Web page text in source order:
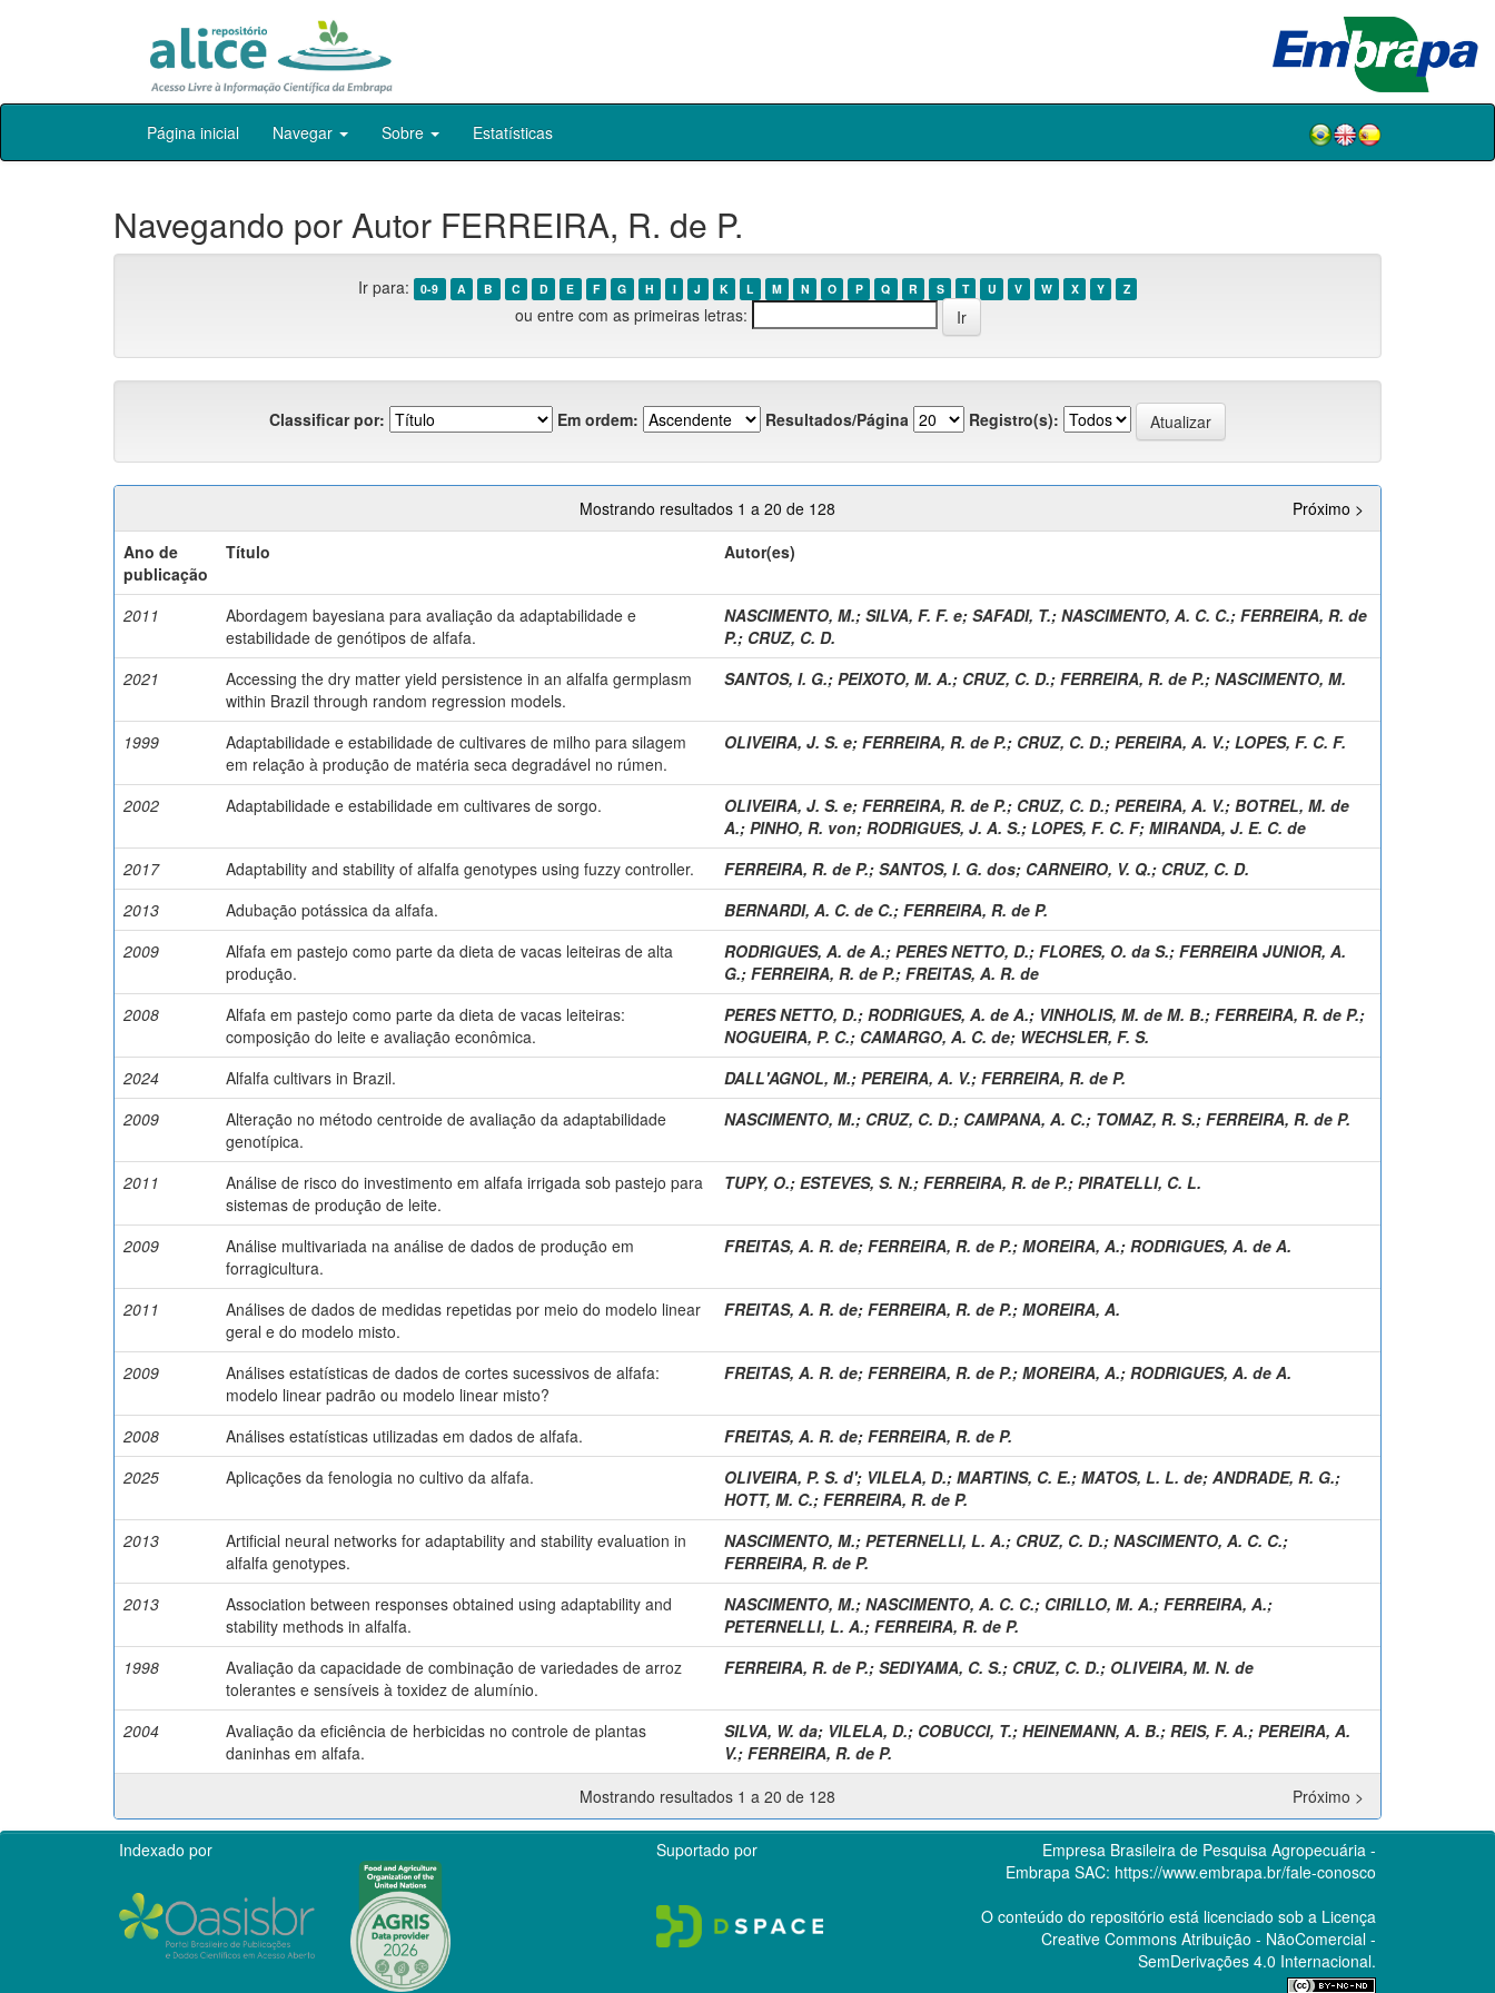
Skip
Página inicial Navegar Sobre Estatísticas
Navegando por Autor FERREIRA, R. de P.
Ir para: 0-9 A B C D E F G H I J K L M N O P Q R S T U V W X Y Z
ou entre com as primeiras letras:
Classificar por: Em ordem: Resultados/Página Registro(s):
Mostrando resultados 1 a 20 de 128
Próximo >
Ano de
publicação
Título Autor(es)
2011
Abordagem bayesiana para avaliação da adaptabilidade e
estabilidade de genótipos de alfafa.
NASCIMENTO, M.; SILVA, F. F. e; SAFADI, T.; NASCIMENTO, A. C. C.; FERREIRA, R. de
P.; CRUZ, C. D.
2021
Accessing the dry matter yield persistence in an alfalfa germplasm
within Brazil through random regression models.
SANTOS, I. G.; PEIXOTO, M. A.; CRUZ, C. D.; FERREIRA, R. de P.; NASCIMENTO, M.
1999
Adaptabilidade e estabilidade de cultivares de milho para silagem
em relação à produção de matéria seca degradável no rúmen.
OLIVEIRA, J. S. e; FERREIRA, R. de P.; CRUZ, C. D.; PEREIRA, A. V.; LOPES, F. C. F.
2002 Adaptabilidade e estabilidade em cultivares de sorgo. OLIVEIRA, J. S. e; FERREIRA, R. de P.; CRUZ, C. D.; PEREIRA, A. V.; BOTREL, M. de
A.; PINHO, R. von; RODRIGUES, J. A. S.; LOPES, F. C. F; MIRANDA, J. E. C. de
2017
Adaptability and stability of alfalfa genotypes using fuzzy controller. FERREIRA, R. de P.; SANTOS, I. G. dos; CARNEIRO, V. Q.; CRUZ, C. D.
2013
Adubação potássica da alfafa. BERNARDI, A. C. de C.; FERREIRA, R. de P.
2009
Alfafa em pastejo como parte da dieta de vacas leiteiras de alta
produção.
RODRIGUES, A. de A.; PERES NETTO, D.; FLORES, O. da S.; FERREIRA JUNIOR, A.
G.; FERREIRA, R. de P.; FREITAS, A. R. de
2008
Alfafa em pastejo como parte da dieta de vacas leiteiras:
composição do leite e avaliação econômica.
PERES NETTO, D.; RODRIGUES, A. de A.; VINHOLIS, M. de M. B.; FERREIRA, R. de P.;
NOGUEIRA, P. C.; CAMARGO, A. C. de; WECHSLER, F. S.
2024
Alfalfa cultivars in Brazil. DALL'AGNOL, M.; PEREIRA, A. V.; FERREIRA, R. de P.
2009
Alteração no método centroide de avaliação da adaptabilidade
genotípica.
NASCIMENTO, M.; CRUZ, C. D.; CAMPANA, A. C.; TOMAZ, R. S.; FERREIRA, R. de P.
2011
Análise de risco do investimento em alfafa irrigada sob pastejo para
sistemas de produção de leite.
TUPY, O.; ESTEVES, S. N.; FERREIRA, R. de P.; PIRATELLI, C. L.
2009
Análise multivariada na análise de dados de produção em
forragicultura.
FREITAS, A. R. de; FERREIRA, R. de P.; MOREIRA, A.; RODRIGUES, A. de A.
2011
Análises de dados de medidas repetidas por meio do modelo linear
geral e do modelo misto.
FREITAS, A. R. de; FERREIRA, R. de P.; MOREIRA, A.
2009
Análises estatísticas de dados de cortes sucessivos de alfafa:
modelo linear padrão ou modelo linear misto?
FREITAS, A. R. de; FERREIRA, R. de P.; MOREIRA, A.; RODRIGUES, A. de A.
2008 Análises estatísticas utilizadas em dados de alfafa. FREITAS, A. R. de; FERREIRA, R. de P.
2025
Aplicações da fenologia no cultivo da alfafa. OLIVEIRA, P. S. d'; VILELA, D.; MARTINS, C. E.; MATOS, L. L. de; ANDRADE, R. G.;
HOTT, M. C.; FERREIRA, R. de P.
2013
Artificial neural networks for adaptability and stability evaluation in
alfalfa genotypes.
NASCIMENTO, M.; PETERNELLI, L. A.; CRUZ, C. D.; NASCIMENTO, A. C. C.;
FERREIRA, R. de P.
2013
Association between responses obtained using adaptability and
stability methods in alfalfa.
NASCIMENTO, M.; NASCIMENTO, A. C. C.; CIRILLO, M. A.; FERREIRA, A.;
PETERNELLI, L. A.; FERREIRA, R. de P.
1998
Avaliação da capacidade de combinação de variedades de arroz
tolerantes e sensíveis à toxidez de alumínio.
FERREIRA, R. de P.; SEDIYAMA, C. S.; CRUZ, C. D.; OLIVEIRA, M. N. de
2004
Avaliação da eficiência de herbicidas no controle de plantas
daninhas em alfafa.
SILVA, W. da; VILELA, D.; COBUCCI, T.; HEINEMANN, A. B.; REIS, F. A.; PEREIRA, A.
V.; FERREIRA, R. de P.
Mostrando resultados 1 a 20 de 128
Próximo >
Indexado por Suportado por
Empresa Brasileira de Pesquisa Agropecuária -
Embrapa SAC: https://www.embrapa.br/fale-conosco
O conteúdo do repositório está licenciado sob a Licença
Creative CommonsAtribuição - NãoComercial -
SemDerivações 4.0 Internacional.